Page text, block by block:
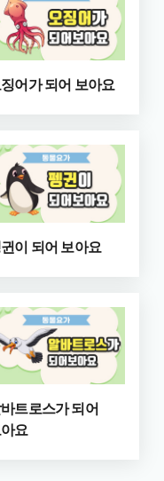
어가 되어 보아요
이 되어 보아요
트로스가 되어
요